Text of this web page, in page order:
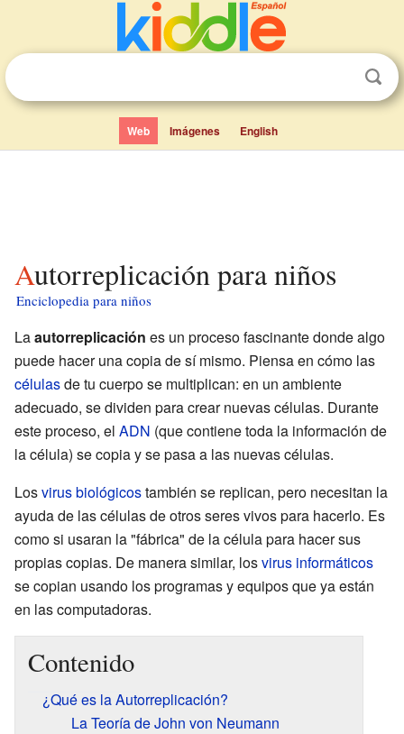
Web Imágenes English
Autorreplicación para niños
Enciclopedia para niños
Laautorreplicación es un proceso fascinante donde algo
puede hacer una copia de sí mismo. Piensa en cómo las
célulasde tu cuerpo se multiplican: en un ambiente
adecuado, se dividen para crear nuevas células. Durante
este proceso, el ADN (que contiene toda la información de
la célula) se copia y se pasa a las nuevas células.
Losvirus biológicostambién se replican, pero necesitan la
ayuda de las células de otros seres vivos para hacerlo. Es
como si usaran la "fábrica" de la célula para hacer sus
propias copias. De manera similar, losvirus informáticos
se copian usando los programas y equipos que ya están
en las computadoras.
Contenido
¿Qué es la Autorreplicación?
La Teoría de John von Neumann